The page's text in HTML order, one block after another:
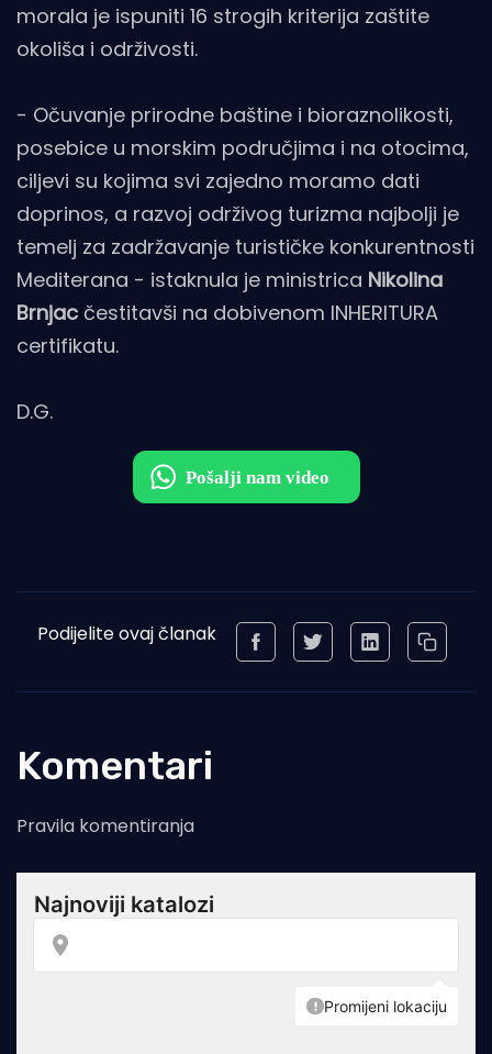
morala je ispuniti 16 strogih kriterija zaštite
okoliša i održivosti.
- Očuvanje prirodne baštine i bioraznolikosti,
posebice u morskim područjima i na otocima,
ciljevi su kojima svi zajedno moramo dati
doprinos, a razvoj održivog turizma najbolji je
temelj za zadržavanje turističke konkurentnosti
Mediterana - istaknula je ministrica Nikolina
Brnjac čestitavši na dobivenom INHERITURA
certifikatu.
D.G.
Podijelite ovaj članak
Komentari
Pravila komentiranja